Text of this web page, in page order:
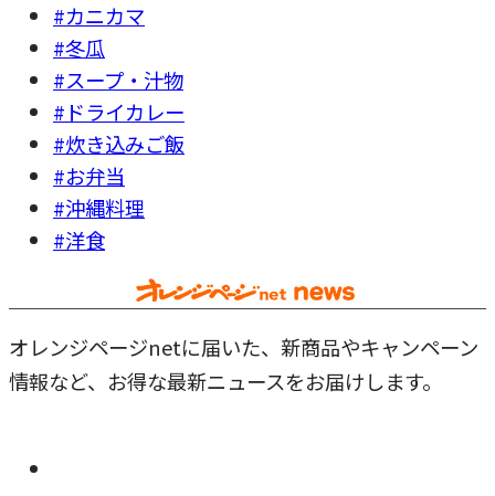
#カニカマ
#冬瓜
#スープ・汁物
#ドライカレー
#炊き込みご飯
#お弁当
#沖縄料理
#洋食
オレンジページnetに届いた、新商品やキャンペーン
情報など、お得な最新ニュースをお届けします。